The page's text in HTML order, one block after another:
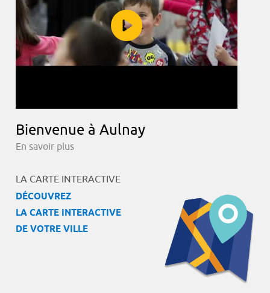
Bienvenue à Aulnay
En savoir plus
LA CARTE INTERACTIVE
DÉCOUVREZ
LA CARTE INTERACTIVE
DE VOTRE VILLE